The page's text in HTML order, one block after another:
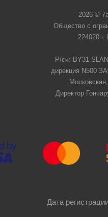
2026 ©
Общество с
224020
Р/сч: BY31
дирекция N500
Директор
Дата